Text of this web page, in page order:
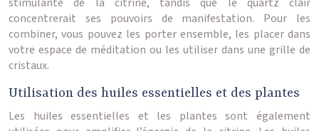
concentrerait ses pouvoirs de manifestation. Pour les
combiner, vous pouvez les porter ensemble, les placer dans
votre espace de méditation ou les utiliser dans une grille de
cristaux.
Utilisation des huiles essentielles et des plantes
Les huiles essentielles et les plantes sont également